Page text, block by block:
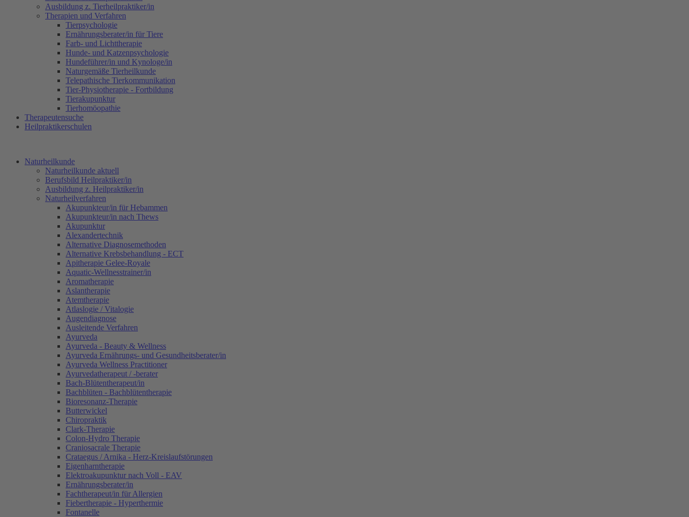
Ausbildung z. Tierheilpraktiker/in
Therapien und Verfahren
Tierpsychologie
Ernährungsberater/in für Tiere
Farb- und Lichttherapie
Hunde- und Katzenpsychologie
Hundeführer/in und Kynologe/in
Naturgemäße Tierheilkunde
Telepathische Tierkommunikation
Tier-Physiotherapie - Fortbildung
Tierakupunktur
Tierhomöopathie
Therapeutensuche
Heilpraktikerschulen
Naturheilkunde
Naturheilkunde aktuell
Berufsbild Heilpraktiker/in
Ausbildung z. Heilpraktiker/in
Naturheilverfahren
Akupunkteur/in für Hebammen
Akupunkteur/in nach Thews
Akupunktur
Alexandertechnik
Alternative Diagnosemethoden
Alternative Krebsbehandlung - ECT
Apitherapie Gelee-Royale
Aquatic-Wellnesstrainer/in
Aromatherapie
Aslantherapie
Atemtherapie
Atlaslogie / Vitalogie
Augendiagnose
Ausleitende Verfahren
Ayurveda
Ayurveda - Beauty & Wellness
Ayurveda Ernährungs- und Gesundheitsberater/in
Ayurveda Wellness Practitioner
Ayurvedatherapeut / -berater
Bach-Blütentherapeut/in
Bachblüten - Bachblütentherapie
Bioresonanz-Therapie
Butterwickel
Chiropraktik
Clark-Therapie
Colon-Hydro Therapie
Craniosacrale Therapie
Crataegus / Arnika - Herz-Kreislaufstörungen
Eigenharntherapie
Elektroakupunktur nach Voll - EAV
Ernährungsberater/in
Fachtherapeut/in für Allergien
Fiebertherapie - Hyperthermie
Fontanelle